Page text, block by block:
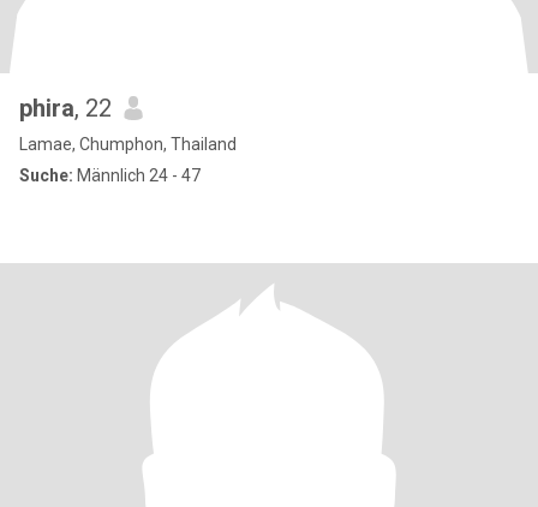
phira, 22
Lamae, Chumphon, Thailand
Suche: Männlich 24 - 47